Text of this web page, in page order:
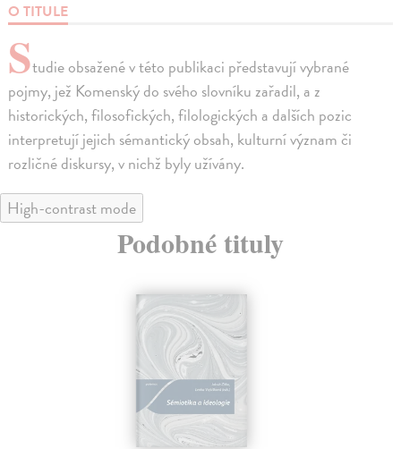
O TITULE
Studie obsažené v této publikaci představují vybrané
pojmy, jež Komenský do svého slovníku zařadil, a z
historických, filosofických, filologických a dalších pozic
interpretují jejich sémantický obsah, kulturní význam či
rozličné diskursy, v nichž byly užívány.
High-contrast mode
Podobné tituly